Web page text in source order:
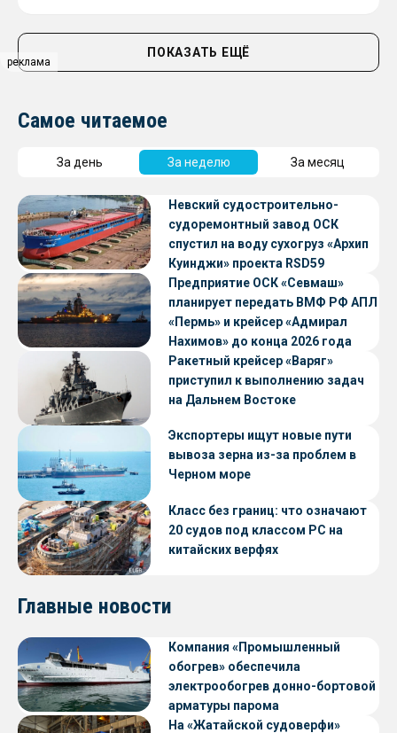
реклама
ПОКАЗАТЬ ЕЩЁ
Самое читаемое
За день За неделю За месяц
Невский судостроительно-
судоремонтный завод ОСК
спустил на воду сухогруз «Архип
Куинджи» проекта RSD59
Предприятие ОСК «Севмаш»
планирует передать ВМФ РФ АПЛ
«Пермь» и крейсер «Адмирал
Нахимов» до конца 2026 года
Ракетный крейсер «Варяг»
приступил к выполнению задач
на Дальнем Востоке
Экспортеры ищут новые пути
вывоза зерна из-за проблем в
Черном море
Класс без границ: что означают
20 судов под классом РС на
китайских верфях
Главные новости
Компания «Промышленный
обогрев» обеспечила
электрообогрев донно-бортовой
арматуры парома
«Петропавловск» проекта CNF22
На «Жатайской судоверфи»